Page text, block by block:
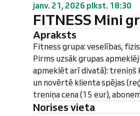
janv. 21, 2026 plkst. 18:30
FITNESS Mini
Apraksts
Fitness grupa: veselības,
Pirms uzsāk grupas
apmeklēt arī divatā):
un novērtē klienta spējas
treniņa cena (15 eur),
Norises vieta